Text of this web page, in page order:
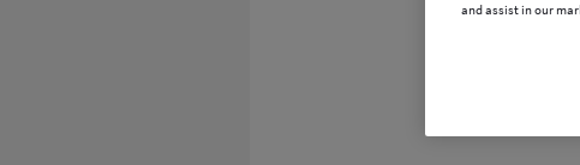
and assist in our